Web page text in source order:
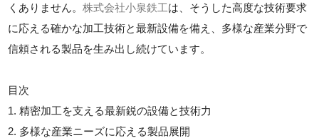
くありません。株式会社小泉鉄工は、そうした高度な技術要求
に応える確かな加工技術と最新設備を備え、多様な産業分野で
信頼される製品を生み出し続けています。
目次
1. 精密加工を支える最新鋭の設備と技術力
2. 多様な産業ニーズに応える製品展開